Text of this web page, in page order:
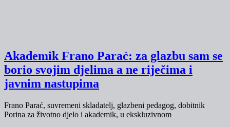
Akademik Frano Parać: za glazbu sam se
borio svojim djelima a ne riječima i
javnim nastupima
Frano Parać, suvremeni skladatelj, glazbeni pedagog, dobitnik
Porina za životno djelo i akademik, u ekskluzivnom